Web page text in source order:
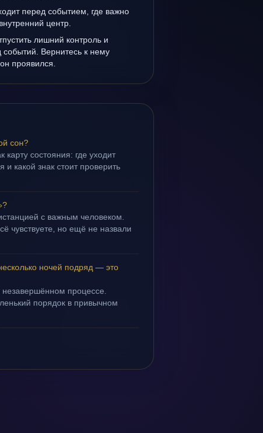
перед событием, где важно
центр.
лишний контроль и
событий. Вернитесь к нему
проявился.
сон?
карту состояния: где уходит
и какой знак стоит проверить
с важным человеком.
чувствуете, но ещё не назвали
ночей подряд — это
процессе.
порядок в привычном